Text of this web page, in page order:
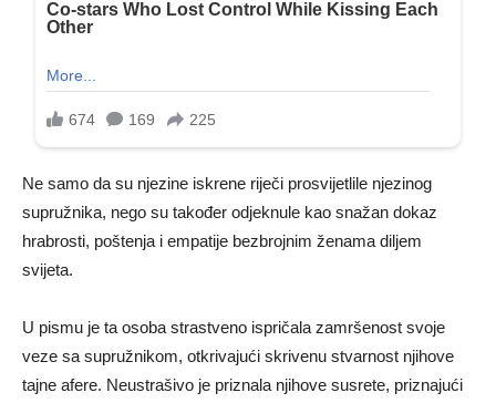
Ne samo da su njezine iskrene riječi prosvijetlile njezinog
supružnika, nego su također odjeknule kao snažan dokaz
hrabrosti, poštenja i empatije bezbrojnim ženama diljem
svijeta.
U pismu je ta osoba strastveno ispričala zamršenost svoje
veze sa supružnikom, otkrivajući skrivenu stvarnost njihove
tajne afere. Neustrašivo je priznala njihove susrete, priznajući